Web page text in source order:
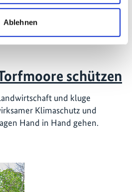
Ablehnen
schützen
und kluge
Klimaschutz und
Hand in Hand gehen.